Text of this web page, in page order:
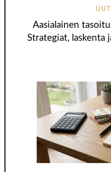
Aasialainen
Strategiat,